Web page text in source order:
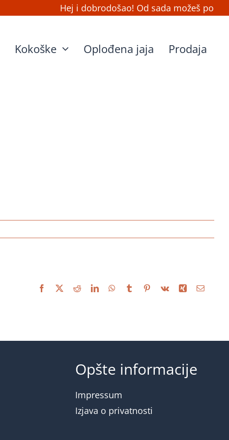
Hej i dobrodošao! Od sada možeš
Kokoške Oplođena jaja Prodaja
Facebook RedditLinkedInWhatsApp
Tumblr Pinterest
Vk Xing Email
Opšte informacije
Impressum
Izjava o privatnosti